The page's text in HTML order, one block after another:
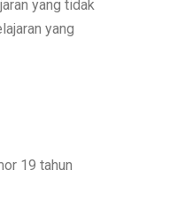
yang tidak
yang
19 tahun